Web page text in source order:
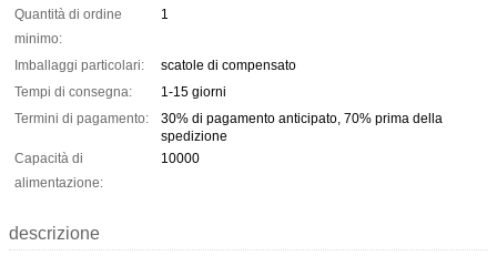
Quantità di ordine
minimo:
1
Imballaggi particolari:
scatole di compensato
Tempi di consegna:
1-15 giorni
Termini di pagamento:
30% di pagamento anticipato, 70% prima della
spedizione
Capacità di
alimentazione:
10000
descrizione